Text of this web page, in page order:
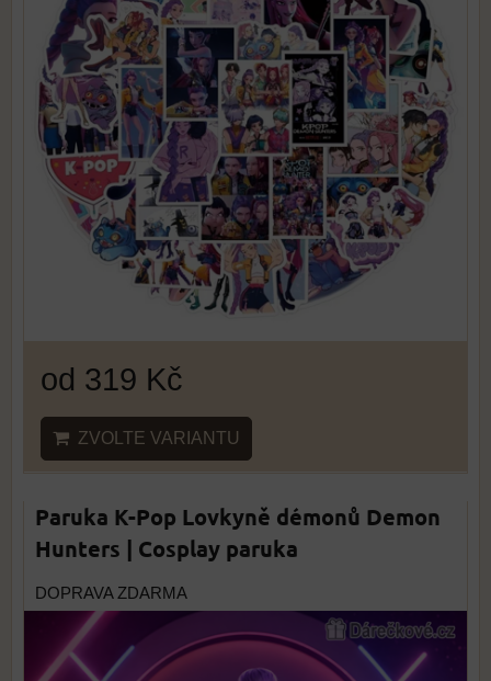
od 319 Kč
ZVOLTE VARIANTU
Paruka K-Pop Lovkyně démonů Demon
Hunters | Cosplay paruka
DOPRAVA ZDARMA